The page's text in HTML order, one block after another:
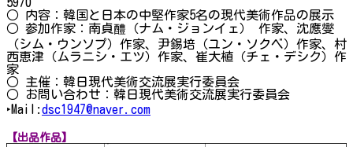
○ 内容：韓国と日本の中堅作家5名の現代美術作品の展示
○ 参加作家：南貞醴（ナム・ジョンイェ） 作家、沈應燮
（シム・ウンソプ）作家、尹錫培（ユン・ソクベ）作家、村
西恵津（ムラニシ・エツ）作家、崔大植（チェ・デシク）作
家
○ 主催：韓日現代美術交流展実行委員会
○ お問い合わせ：韓日現代美術交流展実行委員会
‣Mail:dsc1947@naver.com
【出品作品】